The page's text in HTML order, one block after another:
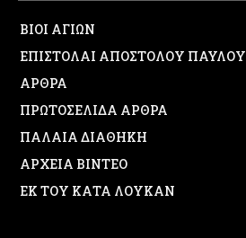
ΒΙΟΙ ΑΓΙΩΝ
ΕΠΙΣΤΟΛΑΙ ΑΠΟΣΤΟΛΟΥ ΠΑΥΛΟΥ
ΑΡΘΡΑ
ΠΡΩΤΟΣΕΛΙΔΑ ΑΡΘΡΑ
ΠΑΛΑΙΑ ΔΙΑΘΗΚΗ
ΑΡΧΕΙΑ ΒΙΝΤΕΟ
ΕΚ ΤΟΥ ΚΑΤΑ ΛΟΥΚΑΝ